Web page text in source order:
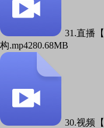
31.直播
构.mp4280.68MB
30.视频